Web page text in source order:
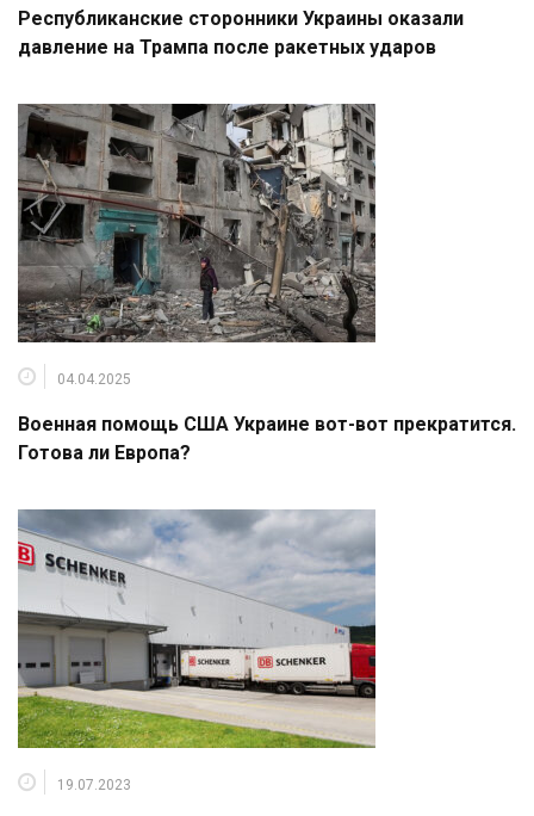
Республиканские сторонники Украины оказали
давление на Трампа после ракетных ударов
04.04.2025
Военная помощь США Украине вот-вот прекратится.
Готова ли Европа?
19.07.2023